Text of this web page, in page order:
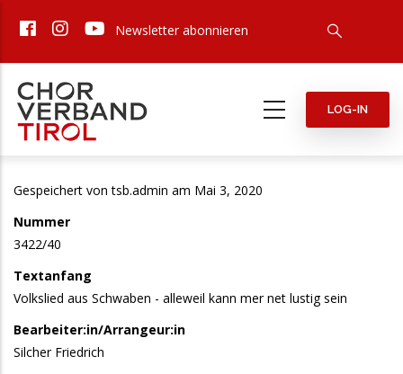
zum
Newsletter abonnieren
LOG-IN
Gespeichert vontsb.admin am Mai 3, 2020
Nummer
3422/40
Textanfang
Volkslied aus Schwaben - alleweil kann mer net lustig sein
Bearbeiter:in/Arrangeur:in
Silcher Friedrich